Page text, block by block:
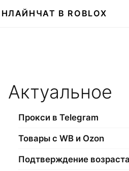
ЧАТ В ROBLOX
Актуальное
Прокси в Telegram
Товары с WB и Ozon